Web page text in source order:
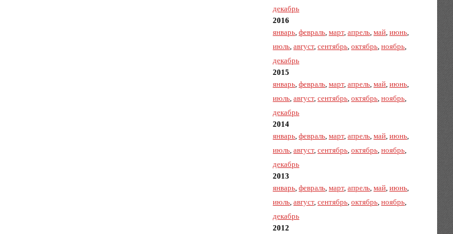
декабрь
2016
январь,февраль,март,апрель,май,июнь,
июль,август,сентябрь,октябрь,ноябрь,
декабрь
2015
январь,февраль,март,апрель,май,июнь,
июль,август,сентябрь,октябрь,ноябрь,
декабрь
2014
январь,февраль,март,апрель,май,июнь,
июль,август,сентябрь,октябрь,ноябрь,
декабрь
2013
январь,февраль,март,апрель,май,июнь,
июль,август,сентябрь,октябрь,ноябрь,
декабрь
2012